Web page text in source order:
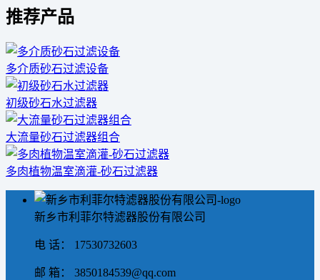
推荐产品
多介质砂石过滤设备
初级砂石水过滤器
大流量砂石过滤器组合
多肉植物温室滴灌-砂石过滤器
新乡市利菲尔特滤器股份有限公司
电 话： 17530732603
邮 箱： 3850184539@qq.com